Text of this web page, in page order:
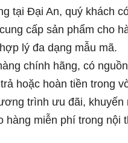
tại Đại An, quý khách
cấp sản phẩm cho
lý đa dạng mẫu mã.
chính hãng, có
hoặc hoàn tiền trong
trình ưu đãi, khuyến
hàng miễn phí trong nội